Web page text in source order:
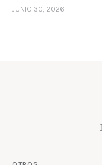
JUNIO 30, 2026